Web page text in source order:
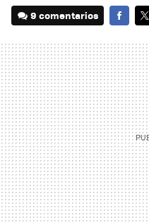
9 comentarios